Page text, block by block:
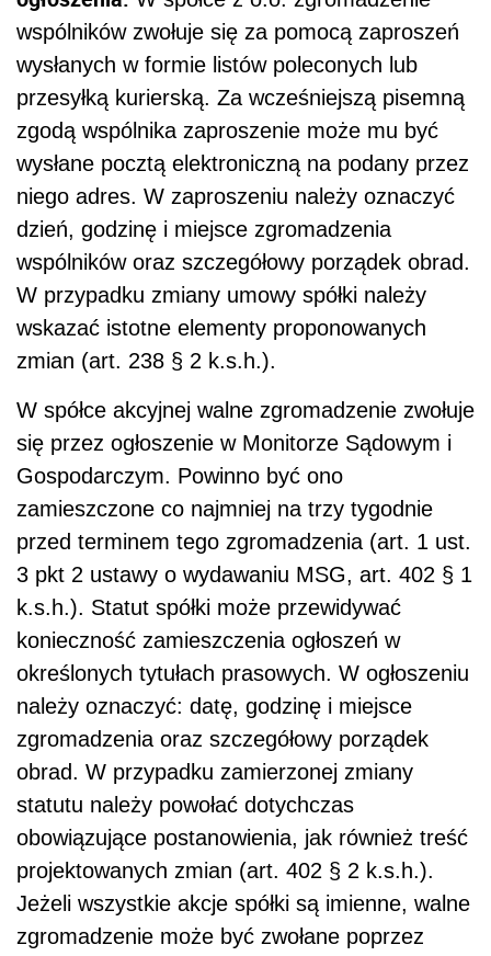
wspólników zwołuje się za pomocą zaproszeń
wysłanych w formie listów poleconych lub
przesyłką kurierską. Za wcześniejszą pisemną
zgodą wspólnika zaproszenie może mu być
wysłane pocztą elektroniczną na podany przez
niego adres. W zaproszeniu należy oznaczyć
dzień, godzinę i miejsce zgromadzenia
wspólników oraz szczegółowy porządek obrad.
W przypadku zmiany umowy spółki należy
wskazać istotne elementy proponowanych
zmian (art. 238 § 2 k.s.h.).
W spółce akcyjnej walne zgromadzenie zwołuje
się przez ogłoszenie w Monitorze Sądowym i
Gospodarczym. Powinno być ono
zamieszczone co najmniej na trzy tygodnie
przed terminem tego zgromadzenia (art. 1 ust.
3 pkt 2 ustawy o wydawaniu MSG, art. 402 § 1
k.s.h.). Statut spółki może przewidywać
konieczność zamieszczenia ogłoszeń w
określonych tytułach prasowych. W ogłoszeniu
należy oznaczyć: datę, godzinę i miejsce
zgromadzenia oraz szczegółowy porządek
obrad. W przypadku zamierzonej zmiany
statutu należy powołać dotychczas
obowiązujące postanowienia, jak również treść
projektowanych zmian (art. 402 § 2 k.s.h.).
Jeżeli wszystkie akcje spółki są imienne, walne
zgromadzenie może być zwołane poprzez